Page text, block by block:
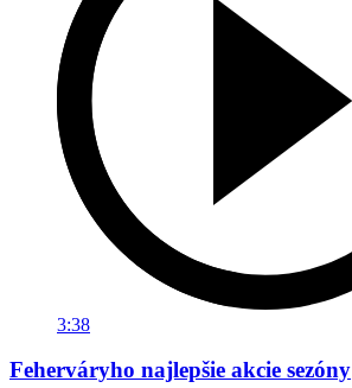
3:38
Feherváryho najlepšie akcie sezóny